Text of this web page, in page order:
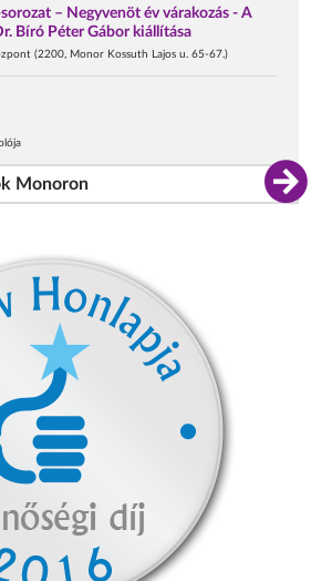
– Negyvenöt év várakozás - A
Bíró Péter Gábor kiállítása
(2200, Monor Kossuth Lajos u. 65-67.)
Monoron